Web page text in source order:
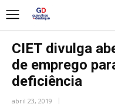
CIET divulga
de emprego
deficiência
abril 23, 2019